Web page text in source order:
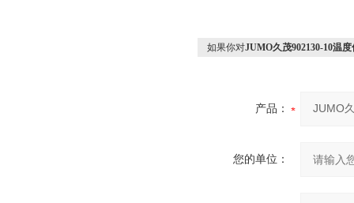
如果你对JUMO久茂902130-10温
产品：
您的单位：